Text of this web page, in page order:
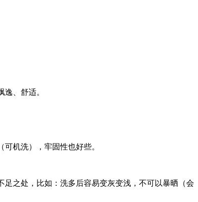
、舒适。
机洗），牢固性也好些。
之处，比如：洗多后容易变灰变浅，不可以暴晒（会